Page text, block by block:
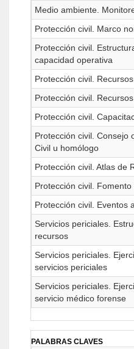
Medio ambiente.
Protección civil. Marco
Protección civil.
capacidad operativa
Protección civil.
Protección civil.
Protección civil.
Protección civil. Consejo
Civil u homólogo
Protección civil. Atlas de
Protección civil.
Protección civil. Eventos
Servicios periciales.
recursos
Servicios periciales.
servicios periciales
Servicios periciales.
servicio médico forense
PALABRAS CLAVES